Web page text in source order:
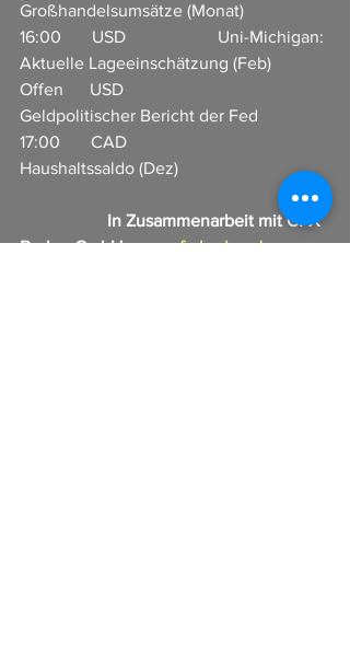
Großhandelsumsätze (Monat)
16:00       USD                     Uni-Michigan:
Aktuelle Lageeinschätzung (Feb)
Offen      USD
Geldpolitischer Bericht der Fed
17:00       CAD
Haushaltssaldo (Dez)
In Zusammenarbeit mit CFX
Broker GmbH www.cfx-broker.de